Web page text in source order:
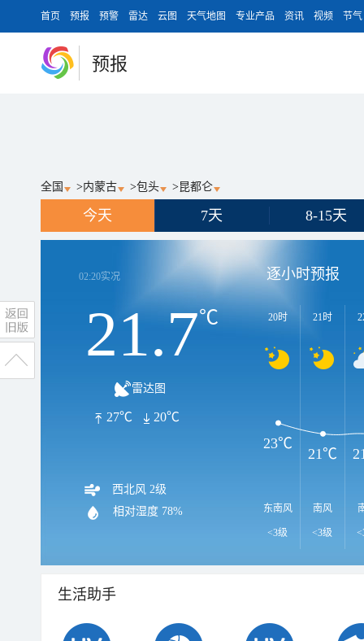
首页 预报 预警 雷达 云图 天气地图 专业产品 资讯 视频 节气
预报
全国 >内蒙古 >包头 > 昆都仑
今天 7天 8-15天
02:20实况
21.7℃
雷达图
27℃ 20℃
西北风 2级
相对湿度 78%
逐小时预报
20时
东南风
<3级
21时
南风
<3级
23℃
21℃
生活助手